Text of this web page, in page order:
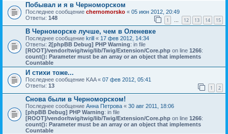
Побывал и я в Черноморском
Последнее сообщение chernomorsko « 05 июн 2012, 20:49
Ответы: 148 1 12 13 14 15
В Черноморске лучше, чем в Оленевке
Последнее сообщение krill « 17 фев 2012, 14:34
Ответы: 2[phpBB Debug] PHP Warning: in file
[ROOT]/vendor/twig/twig/lib/Twig/Extension/Core.php on line 1266:
count(): Parameter must be an array or an object that implements
Countable
И стихи тоже...
Последнее сообщение KAA« 07 фев 2012, 05:41
Ответы: 13 1 2
Снова были в Черноморском!
Последнее сообщение Анна Петрова « 30 авг 2011, 18:06
[phpBB Debug] PHP Warning: in file
[ROOT]/vendor/twig/twig/lib/Twig/Extension/Core.php on line 1266:
count(): Parameter must be an array or an object that implements
Countable